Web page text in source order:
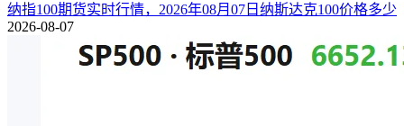
纳指100期货实时行情，2026年08月07日纳斯达克100价格多少
2026-08-07